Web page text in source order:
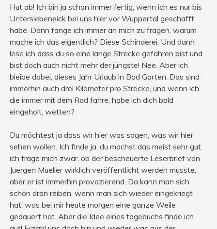
Hut ab! Ich bin ja schon immer fertig, wenn ich es nur bis
Untersiebeneick bei uns hier vor Wuppertal geschafft
habe. Dann fange ich immer an mich zu fragen, warum
mache ich das eigentlich? Diese Schinderei. Und dann
lese ich dass du so eine lange Strecke gefahren bist und
bist doch auch nicht mehr der jüngste! Nee. Aber ich
bleibe dabei, dieses Jahr Urlaub in Bad Garten. Das sind
immerhin auch drei Kilometer pro Strecke, und wenn ich
die immer mit dem Rad fahre, habe ich dich bald
eingeholt, wetten?
Du möchtest ja dass wir hier was sagen, was wir hier
sehen wollen. Ich finde ja, du machst das meist sehr gut.
ich frage mich zwar, ob der bescheuerte Leserbrief von
Juergen Mueller wirklich veröffentlicht werden musste,
aber er ist immerhin provozierend. Da kann man sich
schön dran reiben, wenn man sich wieder eingekriegt
hat, was bei mir heute morgen eine ganze Weile
gedauert hat. Aber die Idee eines tagebuchs finde ich